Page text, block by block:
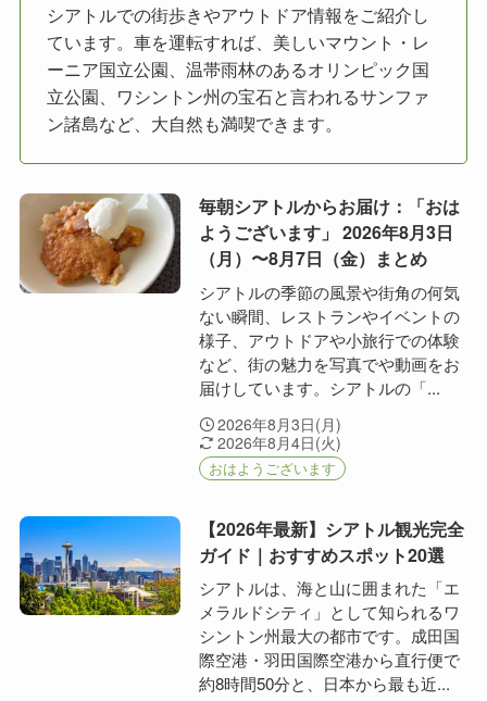
シアトルでの街歩きやアウトドア情報をご紹介し
ています。車を運転すれば、美しいマウント・レ
ーニア国立公園、温帯雨林のあるオリンピック国
立公園、ワシントン州の宝石と言われるサンファ
ン諸島など、大自然も満喫できます。
毎朝シアトルからお届け：「おは
ようございます」 2026年8月3日
（月）〜8月7日（金）まとめ
シアトルの季節の風景や街角の何気
ない瞬間、レストランやイベントの
様子、アウトドアや小旅行での体験
など、街の魅力を写真でや動画をお
届けしています。シアトルの「...
2026年8月3日(月)
2026年8月4日(火)
おはようございます
【2026年最新】シアトル観光完全
ガイド｜おすすめスポット20選
シアトルは、海と山に囲まれた「エ
メラルドシティ」として知られるワ
シントン州最大の都市です。成田国
際空港・羽田国際空港から直行便で
約8時間50分と、日本から最も近...